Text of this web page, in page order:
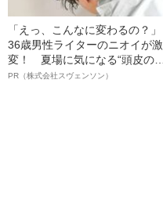
「えっ、こんなに変わるの？」
36歳男性ライターのニオイが激
変！ 夏場に気になる“頭皮のニ
オイ”や“ベタつき”を解消す
PR（株式会社スヴェンソン）